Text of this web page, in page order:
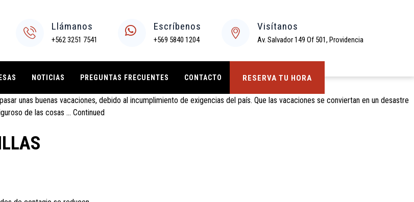
Llámanos
+562 3251 7541
Escríbenos
+569 5840 1204
Visítanos
Av. Salvador 149 Of 501, Providencia
NOTICIAS PREGUNTAS FRECUENTES CONTACTO RESERVA TU HORA
unas buenas vacaciones, debido al incumplimiento de exigencias del país. Que las vacaciones se conviertan en un desastre
de las cosas … Continued